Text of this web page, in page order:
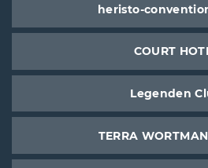
heristo-
COURT
Legenden
TERRA